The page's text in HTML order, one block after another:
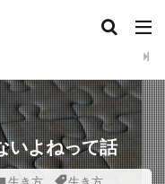
いよねって話
生き方
生き方